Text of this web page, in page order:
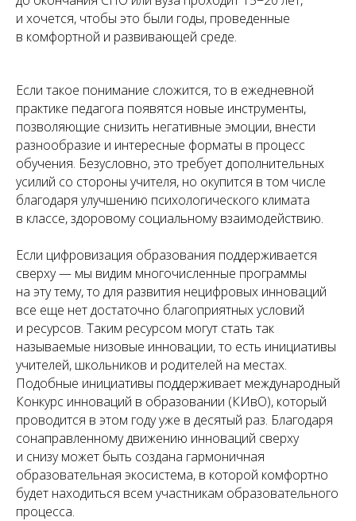
и хочется, чтобы это были годы, проведенные
в комфортной и развивающей среде.
Если такое понимание сложится, то в ежедневной
практике педагога появятся новые инструменты,
позволяющие снизить негативные эмоции, внести
разнообразие и интересные форматы в процесс
обучения. Безусловно, это требует дополнительных
усилий со стороны учителя, но окупится в том числе
благодаря улучшению психологического климата
в классе, здоровому социальному взаимодействию.
Если цифровизация образования поддерживается
сверху — мы видим многочисленные программы
на эту тему, то для развития нецифровых инноваций
все еще нет достаточно благоприятных условий
и ресурсов. Таким ресурсом могут стать так
называемые низовые инновации, то есть инициативы
учителей, школьников и родителей на местах.
Подобные инициативы поддерживает международный
Конкурс инноваций в образовании (КИвО), который
проводится в этом году уже в десятый раз. Благодаря
сонаправленному движению инноваций сверху
и снизу может быть создана гармоничная
образовательная экосистема, в которой комфортно
будет находиться всем участникам образовательного
процесса.